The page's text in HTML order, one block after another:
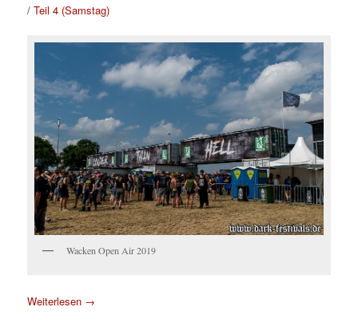
/Teil 4 (Samstag)
Wacken Open Air 2019
Weiterlesen →